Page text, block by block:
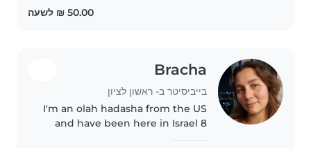
Bracha
בייביסיטר ב- ראשון לציון
I'm an olah hadasha from the US
and have been here in Israel 8